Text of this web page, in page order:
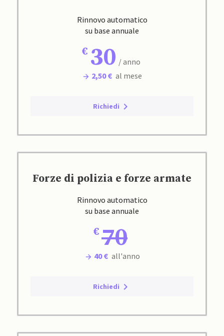
Rinnovo automatico
su base annuale
30 / anno
2,50 € al mese
Richiedi
Forze di polizia e forze armate
Rinnovo automatico
su base annuale
70
40 € all'anno
Richiedi